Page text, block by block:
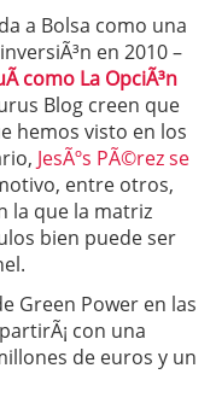
a Bolsa como una
en 2010 –
como La OpciÃ³n
Blog creen que
hemos visto en los
JesÃºs PÃ©rez se
entre otros,
la que la matriz
bien puede ser
Green Power en las
con una
de euros y un